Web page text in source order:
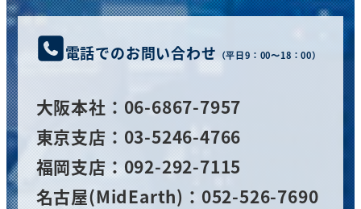
電話でのお問い合わせ （平日9：00〜18：00）
大阪本社 ：06-6867-7957
東京支店：03-5246-4766
福岡支店：092-292-7115
名古屋(MidEarth)：052-526-7690